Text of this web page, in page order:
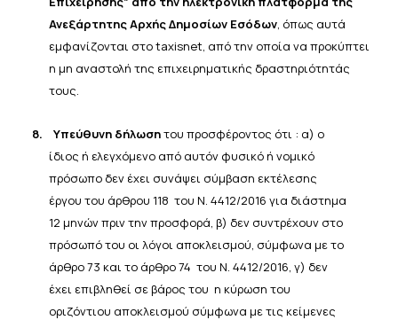
Ανεξάρτητης Αρχής Δημοσίων Εσόδων , όπως αυτά
εμφανίζονται στο taxisnet, από την οποία να προκύπτει
η μη αναστολή της επιχειρηματικής δραστηριότητάς
τους.
8. Υπεύθυνη δήλωσητου προσφέροντος ότι : α) ο
ίδιος ή ελεγχόμενο από αυτόν φυσικό ή νομικό
πρόσωπο δεν έχει συνάψει σύμβαση εκτέλεσης
έργου του άρθρου 118 του Ν. 4412/2016 για διάστημα
12 μηνών πριν την προσφορά, β) δεν συντρέχουν στο
πρόσωπό του οι λόγοι αποκλεισμού, σύμφωνα με το
άρθρο 73 και το άρθρο 74 του Ν. 4412/2016, γ) δεν
έχει επιβληθεί σε βάρος του η κύρωση του
οριζόντιου αποκλεισμού σύμφωνα με τις κείμενες